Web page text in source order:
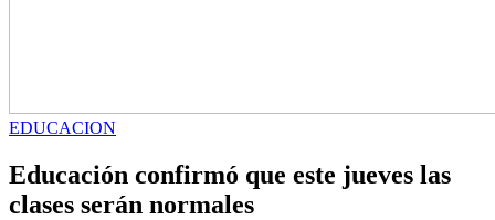
EDUCACION
Educación confirmó que este jueves las
clases serán normales